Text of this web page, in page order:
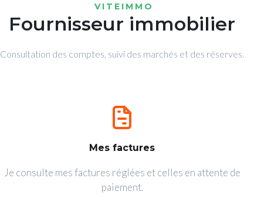
VITEIMMO
Fournisseur immobilier
Consultation des comptes, suivi des marchés et des réserves.
Mes factures
Je consulte mes factures réglées et celles en attente de
paiement.